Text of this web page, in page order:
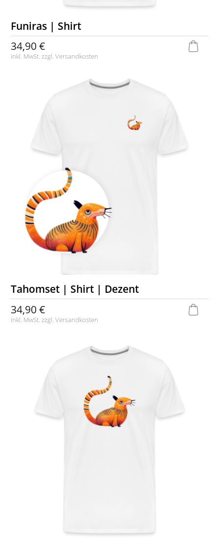
Funiras | Shirt
34,90 €
inkl. MwSt. zzgl.Versandkosten
Tahomset | Shirt | Dezent
34,90 €
inkl. MwSt. zzgl.Versandkosten